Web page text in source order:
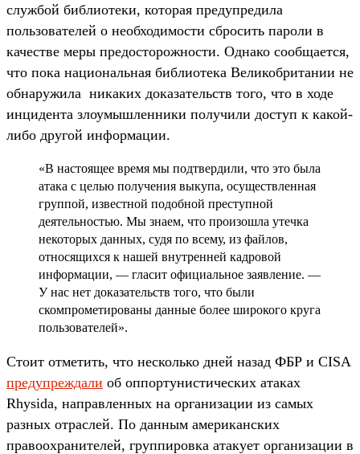
службой библиотеки, которая предупредила
пользователей о необходимости сбросить пароли в
качестве меры предосторожности. Однако сообщается,
что пока национальная библиотека Великобритании не
обнаружила никаких доказательств того, что в ходе
инцидента злоумышленники получили доступ к какой-
либо другой информации.
«В настоящее время мы подтвердили, что это была
атака с целью получения выкупа, осуществленная
группой, известной подобной преступной
деятельностью. Мы знаем, что произошла утечка
некоторых данных, судя по всему, из файлов,
относящихся к нашей внутренней кадровой
информации, — гласит официальное заявление. —
У нас нет доказательств того, что были
скомпрометированы данные более широкого круга
пользователей».
Стоит отметить, что несколько дней назад ФБР и CISA
предупреждали об оппортунистических атаках
Rhysida, направленных на организации из самых
разных отраслей. По данным американских
правоохранителей, группировка атакует организации в